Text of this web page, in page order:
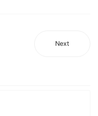
Next